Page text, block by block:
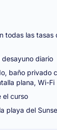
todas las tasas
diario
baño privado
plana, Wi-Fi
el curso
playa del